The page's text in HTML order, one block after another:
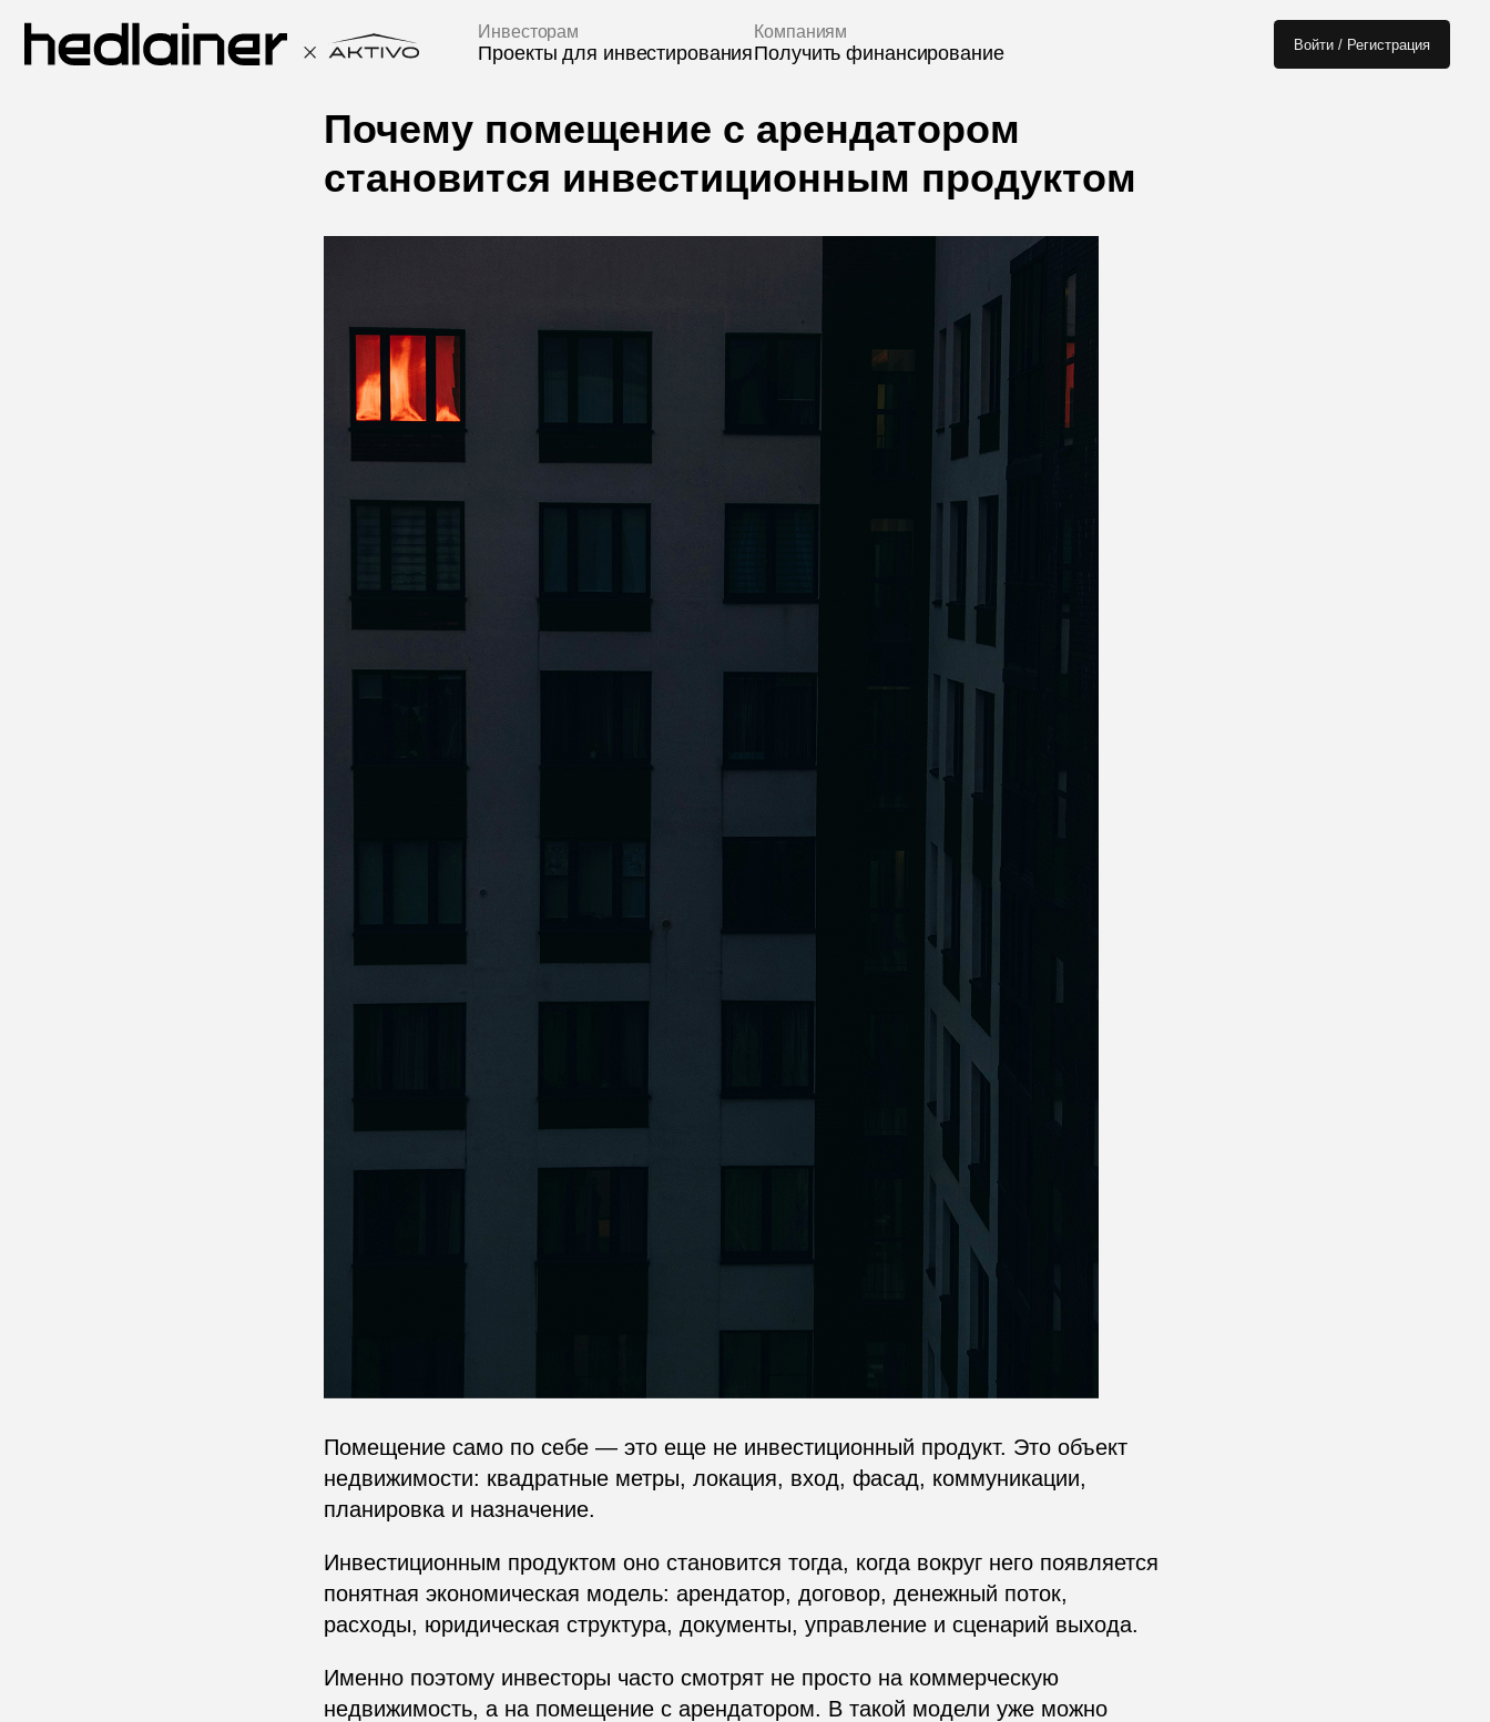
Инвесторам
Проекты для инвестирования
Компаниям
Получить финансирование
Почему помещение с арендатором
становится инвестиционным продуктом
Помещение само по себе — это еще не инвестиционный продукт. Это объект
недвижимости: квадратные метры, локация, вход, фасад, коммуникации,
планировка и назначение.
Инвестиционным продуктом оно становится тогда, когда вокруг него появляется
понятная экономическая модель: арендатор, договор, денежный поток,
расходы, юридическая структура, документы, управление и сценарий выхода.
Именно поэтому инвесторы часто смотрят не просто на коммерческую
недвижимость, а на помещение с арендатором. В такой модели уже можно